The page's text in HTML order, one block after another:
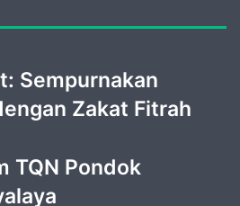
Sempurnakan
Zakat Fitrah
TQN Pondok